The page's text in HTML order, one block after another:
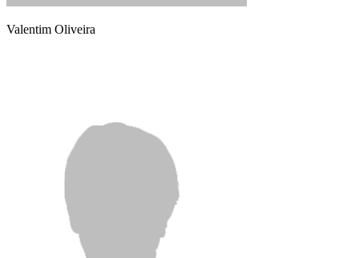
Valentim Oliveira